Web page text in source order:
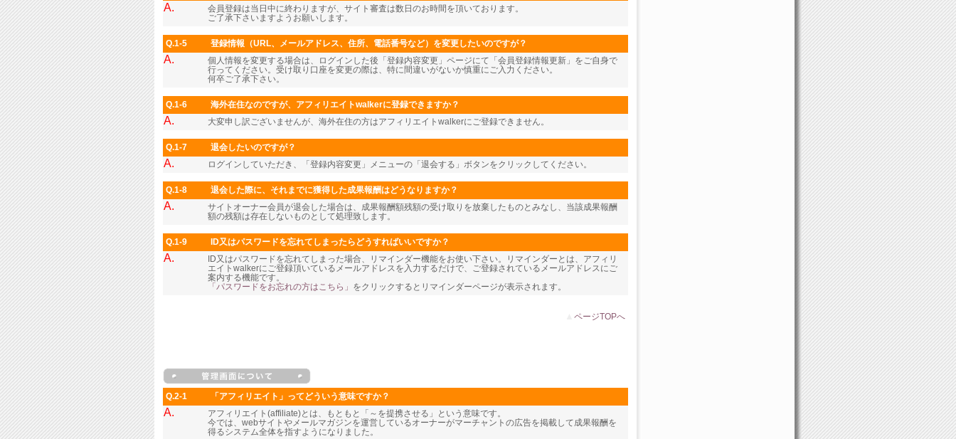
A.
会員登録は当日中に終わりますが、サイト審査は数日のお時間を頂いております。
ご了承下さいますようお願いします。
Q.1-5 登録情報（URL、メールアドレス、住所、電話番号など）を変更したいのですが？
A.
個人情報を変更する場合は、ログインした後「登録内容変更」ページにて「会員登録情報更新」をご自身で
行ってください。受け取り口座を変更の際は、特に間違いがないか慎重にご入力ください。
何卒ご了承下さい。
Q.1-6 海外在住なのですが、アフィリエイトwalkerに登録できますか？
A. 大変申し訳ございませんが、海外在住の方はアフィリエイトwalkerにご登録できません。
Q.1-7 退会したいのですが？
A. ログインしていただき、「登録内容変更」メニューの「退会する」ボタンをクリックしてください。
Q.1-8 退会した際に、それまでに獲得した成果報酬はどうなりますか？
A.
サイトオーナー会員が退会した場合は、成果報酬額残額の受け取りを放棄したものとみなし、当該成果報酬
額の残額は存在しないものとして処理致します。
Q.1-9 ID又はパスワードを忘れてしまったらどうすればいいですか？
A.
ID又はパスワードを忘れてしまった場合、リマインダー機能をお使い下さい。リマインダーとは、アフィリ
エイトwalkerにご登録頂いているメールアドレスを入力するだけで、ご登録されているメールアドレスにご
案内する機能です。
「パスワードをお忘れの方はこちら」 をクリックするとリマインダーページが表示されます。
ページTOPへ
Q.2-1 「アフィリエイト」ってどういう意味ですか？
A.
アフィリエイト(affiliate)とは、もともと「～を提携させる」という意味です。
今では、webサイトやメールマガジンを運営しているオーナーがマーチャントの広告を掲載して成果報酬を
得るシステム全体を指すようになりました。